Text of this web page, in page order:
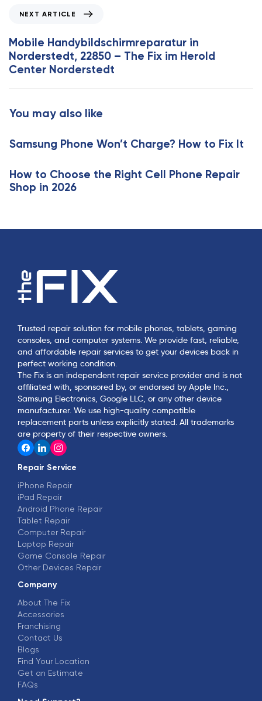
r
t
i
c
e
x
t
A
r
t
c
e
NEXT ARTICLE
Mobile Handybildschirmreparatur in
Norderstedt, 22850 – The Fix im Herold
Center Norderstedt
You may also like
Samsung Phone Won’t Charge? How to Fix It
How to Choose the Right Cell Phone Repair
Shop in 2026
Trusted repair solution for mobile phones, tablets, gaming
consoles, and computer systems. We provide fast, reliable,
and affordable repair services to get your devices back in
perfect working condition.
The Fix is an independent repair service provider and is not
affiliated with, sponsored by, or endorsed by Apple Inc.,
Samsung Electronics, Google LLC, or any other device
manufacturer. We use high-quality compatible
replacement parts unless explicitly stated. All trademarks
are property of their respective owners.
Repair Service
iPhone Repair
iPad Repair
Android Phone Repair
Tablet Repair
Computer Repair
Laptop Repair
Game Console Repair
Other Devices Repair
Company
About The Fix
Accessories
Franchising
Contact Us
Blogs
Find Your Location
Get an Estimate
FAQs